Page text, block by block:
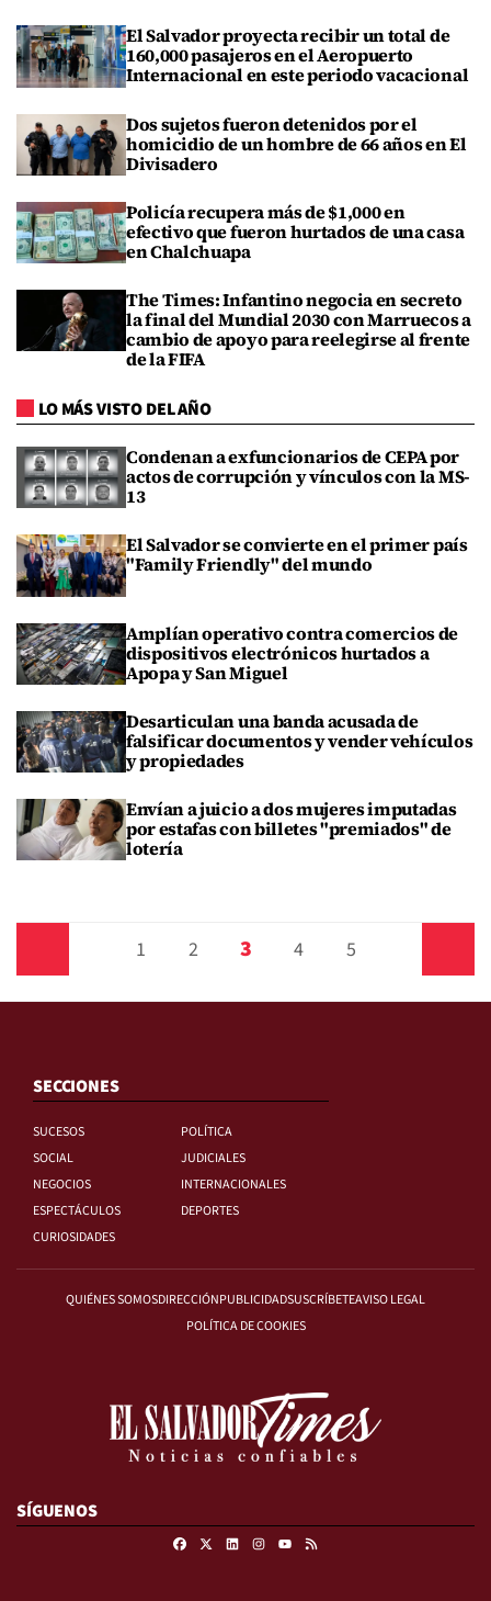
El Salvador proyecta recibir un total de
160,000 pasajeros en el Aeropuerto
Internacional en este periodo vacacional
Dos sujetos fueron detenidos por el
homicidio de un hombre de 66 años en El
Divisadero
Policía recupera más de $1,000 en
efectivo que fueron hurtados de una casa
en Chalchuapa
The Times: Infantino negocia en secreto
la final del Mundial 2030 con Marruecos a
cambio de apoyo para reelegirse al frente
de la FIFA
LO MÁS VISTO DEL AÑO
Condenan a exfuncionarios de CEPA por
actos de corrupción y vínculos con la MS-
13
El Salvador se convierte en el primer país
"Family Friendly" del mundo
Amplían operativo contra comercios de
dispositivos electrónicos hurtados a
Apopa y San Miguel
Desarticulan una banda acusada de
falsificar documentos y vender vehículos
y propiedades
Envían a juicio a dos mujeres imputadas
por estafas con billetes "premiados" de
lotería
1 2 3 4 5
SECCIONES
SUCESOS
POLÍTICA
SOCIAL
JUDICIALES
NEGOCIOS
INTERNACIONALES
ESPECTÁCULOS
DEPORTES
CURIOSIDADES
QUIÉNES SOMOSDIRECCIÓNPUBLICIDADSUSCRÍBETEAVISO LEGAL
POLÍTICA DE COOKIES
SÍGUENOS
FacebookLinkedinInstagramRSS